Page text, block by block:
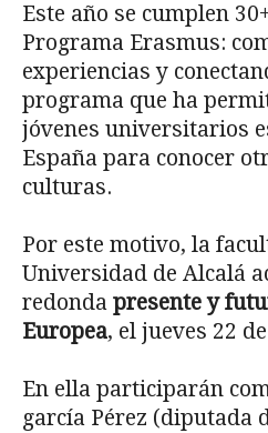
Este año se cumplen
Programa Erasmus:
experiencias y
programa que ha
jóvenes universitarios
España para conocer
culturas.
Por este motivo, la
Universidad de Alcalá
redonda presente y
Europea, el jueves 22
En ella participarán
garcía Pérez (diputada